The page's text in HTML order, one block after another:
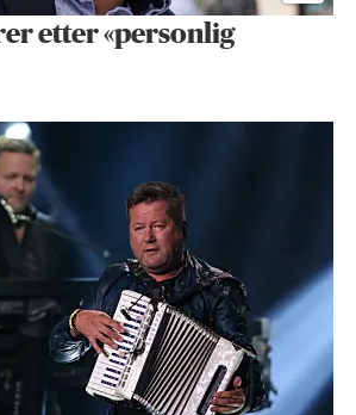
etter «personlig